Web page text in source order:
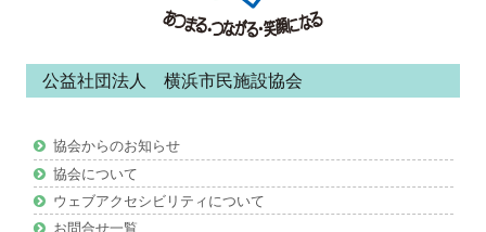
テ
ツ
公益社団法人 横浜市民施設協会
協会からのお知らせ
協会について
ウェブアクセシビリティについて
お問合せ一覧